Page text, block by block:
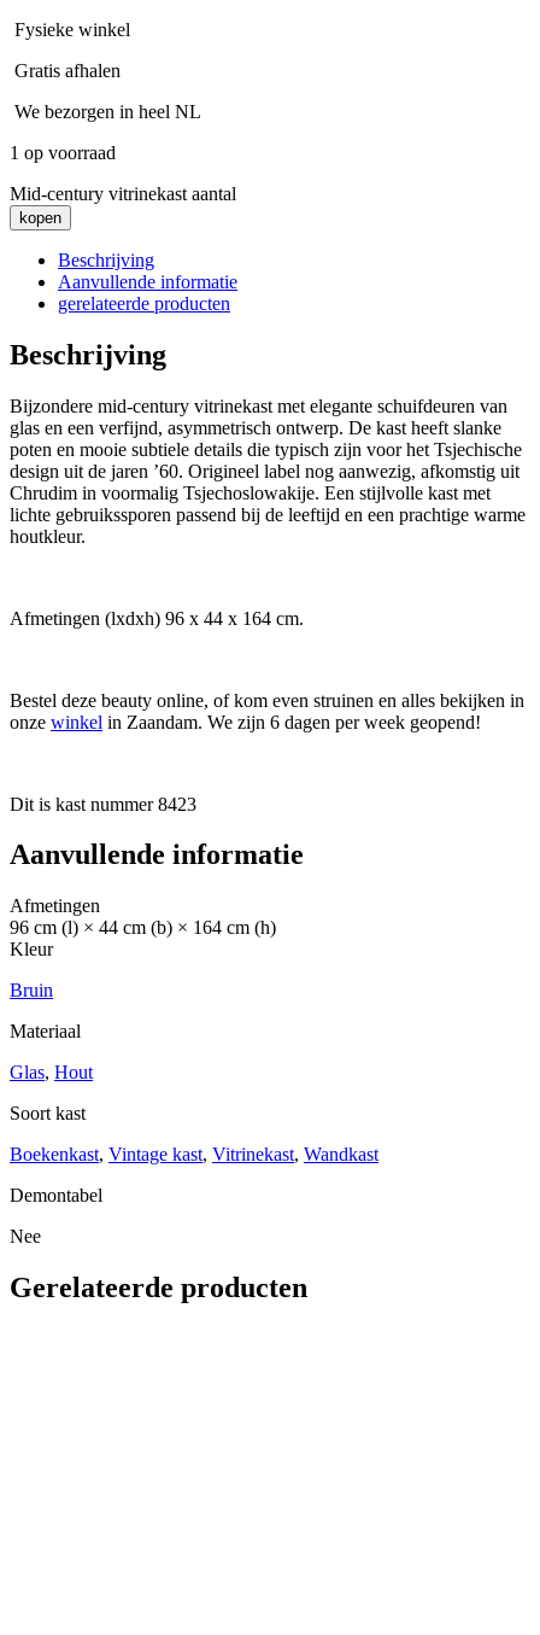
Fysieke winkel
Gratis afhalen
We bezorgen in heel NL
1 op voorraad
Mid-century vitrinekast aantal
kopen
Beschrijving
Aanvullende informatie
gerelateerde producten
Beschrijving
Bijzondere mid-century vitrinekast met elegante schuifdeuren van
glas en een verfijnd, asymmetrisch ontwerp. De kast heeft slanke
poten en mooie subtiele details die typisch zijn voor het Tsjechische
design uit de jaren ’60. Origineel label nog aanwezig, afkomstig uit
Chrudim in voormalig Tsjechoslowakije. Een stijlvolle kast met
lichte gebruikssporen passend bij de leeftijd en een prachtige warme
houtkleur.
Afmetingen (lxdxh) 96 x 44 x 164 cm.
Bestel deze beauty online, of kom even struinen en alles bekijken in
onze winkel in Zaandam. We zijn 6 dagen per week geopend!
Dit is kast nummer 8423
Aanvullende informatie
Afmetingen
96 cm (l) × 44 cm (b) × 164 cm (h)
Kleur
Bruin
Materiaal
Glas, Hout
Soort kast
Boekenkast, Vintage kast, Vitrinekast, Wandkast
Demontabel
Nee
Gerelateerde producten